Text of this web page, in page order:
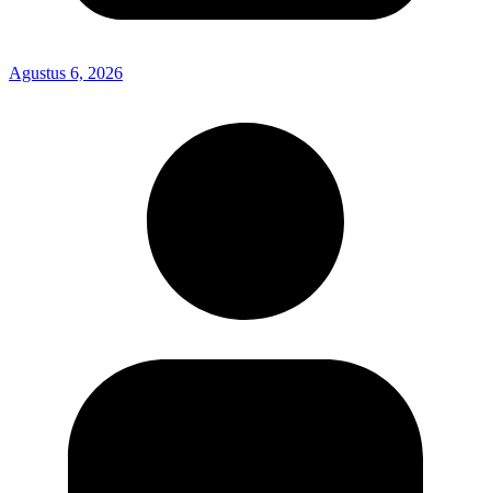
Agustus 6, 2026